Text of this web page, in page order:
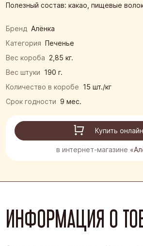
Полезный состав: какао, пищевые
Бренд Алёнка
Категория Печенье
Вес короба 2,85 кг.
Вес штуки 190 г.
Количество в коробе 15 шт./кг
Срок годности 9 мес.
Купить онлайн
в интернет-магазине
ИНФОРМАЦИЯ О